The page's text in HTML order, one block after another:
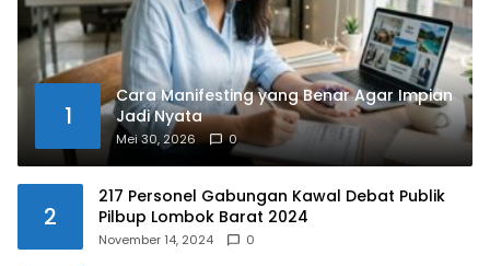
1
Cara Manifesting yang Benar Agar Impian
Jadi Nyata
Mei 30, 2026 0
2
217 Personel Gabungan Kawal Debat Publik
Pilbup Lombok Barat 2024
November 14, 2024 0